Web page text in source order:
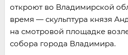
откроют во Владимирской
время — скульптура князя
на смотровой площадке
собора города Владимира.